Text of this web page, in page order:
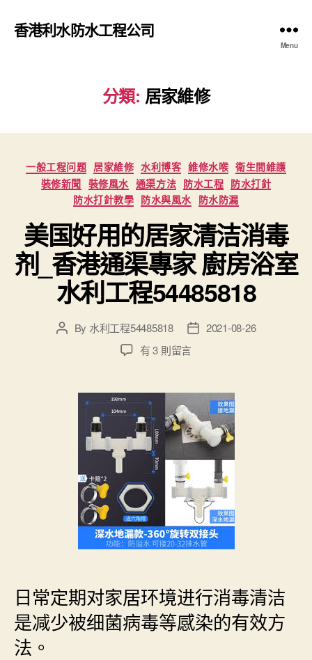
香港利水防水工程公司
Menu
分類: 居家維修
Categories
一般工程问题 居家維修 水利博客 維修水喉 衛生間維護
裝修新聞 裝修風水 通渠方法 防水工程 防水打針
防水打針教學 防水與風水 防水防漏
美国好用的居家清洁消毒
剂_香港通渠專家 廚房浴室
水利工程54485818
PostBy 水利工程54485818
Post2021-08-26
在
好
用
的
居
家
清
洁
消
毒
剂
_
通
渠
專
有 3 則留言
日常定期对家居环境进行消毒清洁
是减少被细菌病毒等感染的有效方
法。